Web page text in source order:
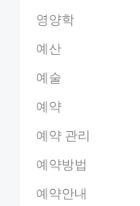
영양학
예산
예술
예약
예약 관리
예약방법
예약안내